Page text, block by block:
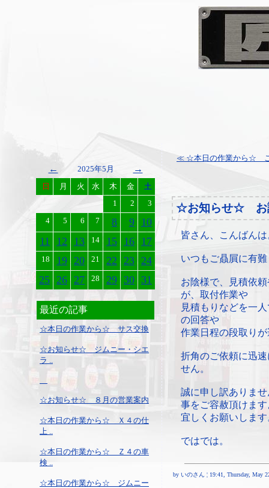
← 2025年5月 →
日 月 火 水 木 金
土
1
2
3
4
5 6 7 8 9 10
11
12 13 14 15 16 17
18 19 20 21 22 23 24
25 26 27 28 29 30 31
最近の記事
☆本日の作業から☆ サス交換
☆お知らせ☆ ジムニー・シエ
ラ ..
☆お知らせ☆ ８月の営業案内
☆本日の作業から☆ Ｘ４の仕
上 ..
☆本日の作業から☆ Ｚ４の車
検 ..
☆本日の作業から☆ ジムニー
≪ ☆本日の作業から☆
☆お知らせ☆ お
皆さん、こんばんは
いつもご贔屓に有
お陰様で、見積依
が、取付作業や
見積もりなどを一
の回答や
作業日程の段取り
折角のご依頼に迅
せん。
誠に申し訳ありま
事をご容赦頂けま
宜しくお願いします
ではでは。
by いのさん ¦ 19:41, Thursday, May